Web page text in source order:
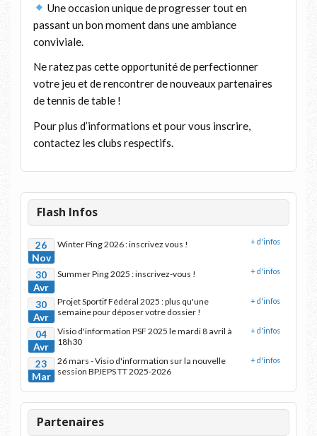
Une occasion unique de progresser tout en
passant un bon moment dans une ambiance
conviviale.
Ne ratez pas cette opportunité de perfectionner
votre jeu et de rencontrer de nouveaux partenaires
de tennis de table !
Pour plus d’informations et pour vous inscrire,
contactez les clubs respectifs.
Flash Infos
26
Nov
Winter Ping 2026 : inscrivez vous ! + d'infos
30
Avr
Summer Ping 2025 : inscrivez-vous ! + d'infos
30
Avr
Projet Sportif Fédéral 2025 : plus qu'une
semaine pour déposer votre dossier !
+ d'infos
04
Avr
Visio d'information PSF 2025 le mardi 8 avril à
18h30
+ d'infos
23
Mar
26 mars - Visio d'information sur la nouvelle
session BPJEPS TT 2025-2026
+ d'infos
Partenaires